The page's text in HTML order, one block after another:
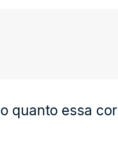
quanto essa cor